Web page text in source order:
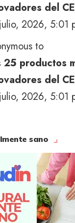
del
2026, 5:01
to
25 productos
del
2026, 5:01
sano